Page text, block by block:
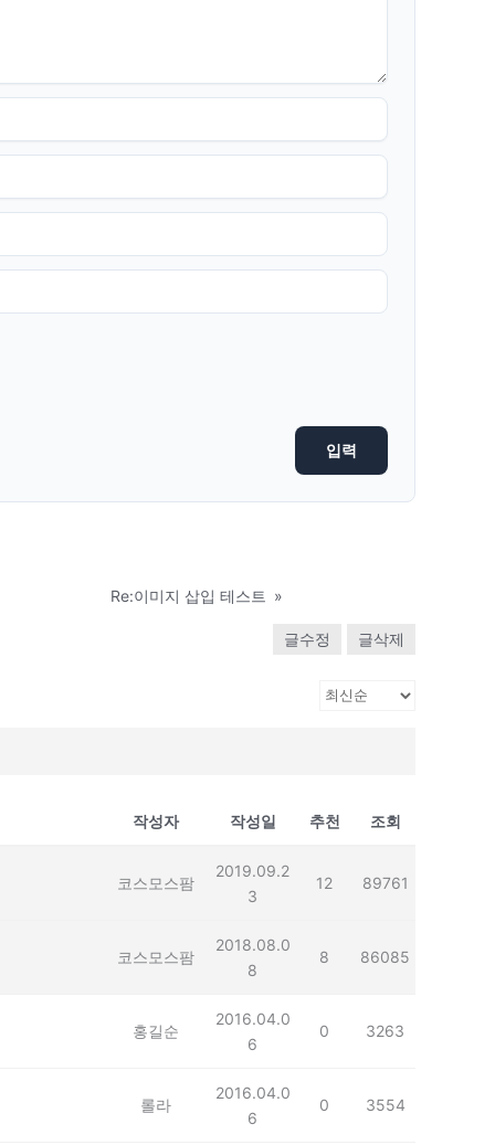
Re:이미지 삽입 테스트 »
글수정 글삭제
작성자 작성일 추천 조회
코스모스팜
2019.09.2
3
12 89761
코스모스팜
2018.08.0
8
8 86085
홍길순
2016.04.0
6
0 3263
롤라
2016.04.0
6
0 3554